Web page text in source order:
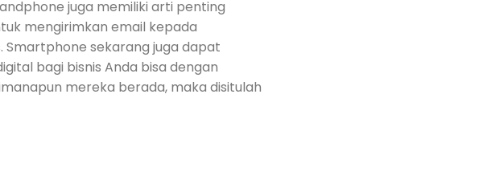
juga memiliki arti penting
mengirimkan email kepada
sekarang juga dapat
bagi bisnis Anda bisa dengan
mereka berada, maka disitulah